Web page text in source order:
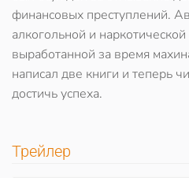
финансовых преступлений.
алкогольной и
выработанной за время
написал две книги и теперь
достичь успеха.
Трейлер